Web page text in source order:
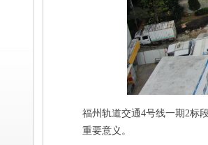
福州轨道交通4号线一期2标
重要意义。